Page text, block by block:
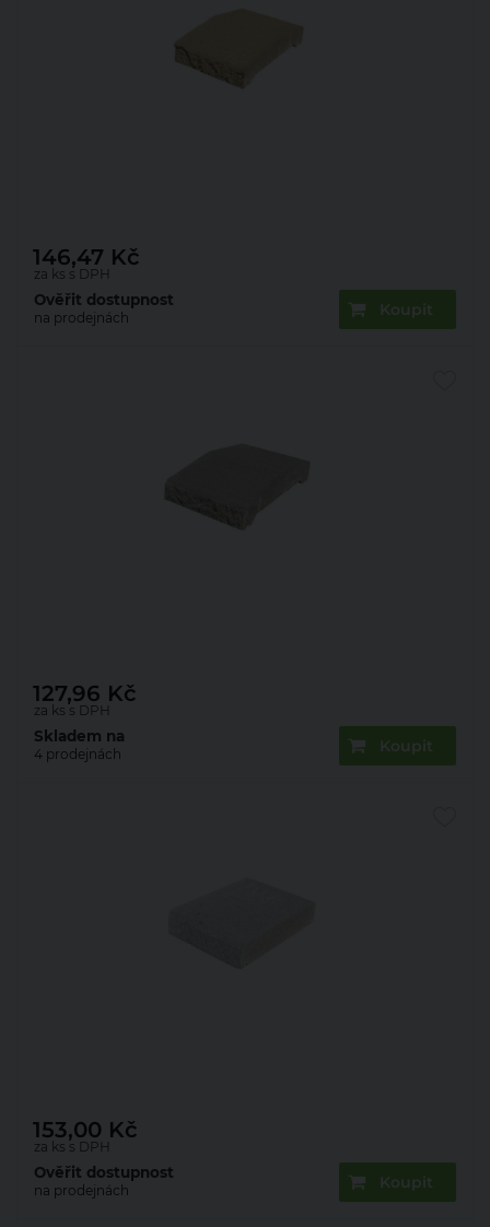
za ks s DPH
146,47 Kč
Koupit
Ověřit dostupnost
na prodejnách
za ks s DPH
127,96 Kč
Koupit
Skladem na
4 prodejnách
za ks s DPH
153,00 Kč
Koupit
Ověřit dostupnost
na prodejnách